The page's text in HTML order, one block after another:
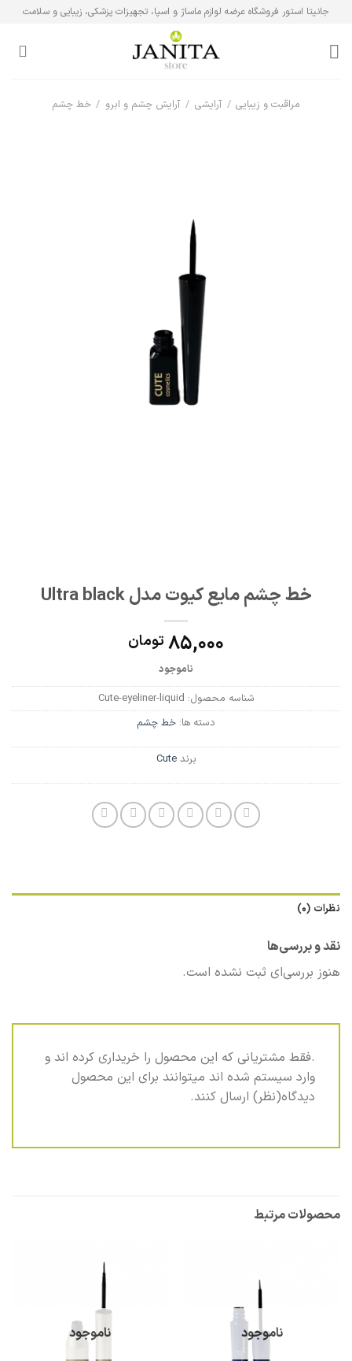
content
جانیتا استور فروشگاه عرضه لوازم ماساژ و اسپا، تجهیزات پزشکی، زیبایی و سلامت
مراقبت و زیبایی / آرایشی / آرایش چشم و ابرو / خط چشم
خط چشم مایع کیوت مدل Ultra black
85,000 تومان
ناموجود
شناسه محصول: Cute-eyeliner-liquid
دسته ها: خط چشم
برندCute
نظرات (0)
نقد و بررسی‌ها
هنوز بررسی‌ای ثبت نشده است.
.فقط مشتریانی که این محصول را خریداری کرده اند و
وارد سیستم شده اند میتوانند برای این محصول
دیدگاه(نظر) ارسال کنند.
محصولات مرتبط
ناموجود ناموجود